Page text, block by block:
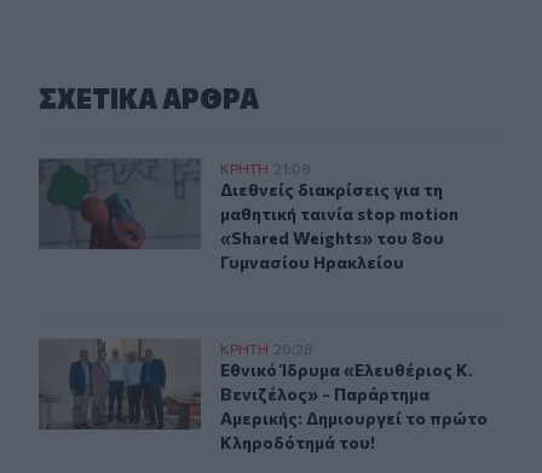
ΣΧΕΤΙΚA AΡΘΡΑ
Διεθνείς διακρίσεις για τη μαθητική ταινία stop
ΚΡΗΤΗ 21:08
Διεθνείς διακρίσεις για τη
Διεθνείς διακρίσεις για τη
μαθητική ταινία stop motion
«Shared Weights» του 8ου
Γυμνασίου Ηρακλείου
Εθνικό Ίδρυμα «Ελευθέριος Κ. Βενιζέλος» -
ΚΡΗΤΗ 20:28
Εθνικό Ίδρυμα «Ελευθέριος Κ.
Εθνικό Ίδρυμα «Ελευθέριος Κ.
Βενιζέλος» - Παράρτημα
Αμερικής: Δημιουργεί το πρώτο
Κληροδότημά του!